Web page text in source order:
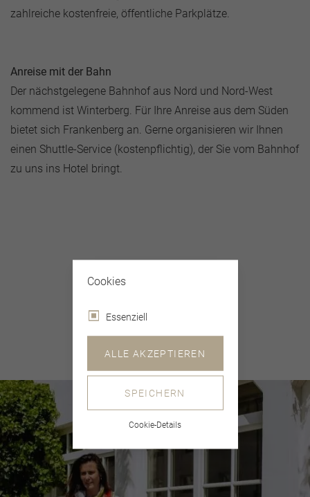
zahlreiche kostenfreie, öffentliche Parkplätze.
Anreise mit der Bahn
Der nächstgelegene Bahnhof aus Nord und Nord-West
kommend ist Winterberg. Für Ihre Anreise aus dem Süden
bietet sich Frankenberg an. Gerne organisieren wir Ihnen
einen Shuttle-Service (kostenpflichtig), der Sie vom Bahnhof
zu uns ins Hotel bringt.
Cookies
Essenziell
ALLE AKZEPTIEREN
SPEICHERN
Cookie-Details